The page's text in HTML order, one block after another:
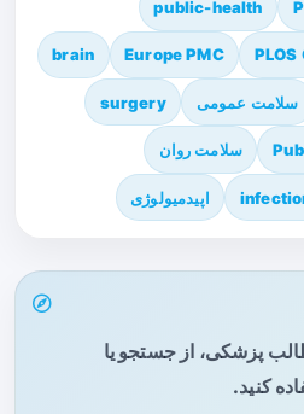
public-health
PLOS
Europe PMC
brain
سلامت عمومی surgery
سلامت روان
اپیدمیولوژی
پزشکی، از جستجو یا
کنید.